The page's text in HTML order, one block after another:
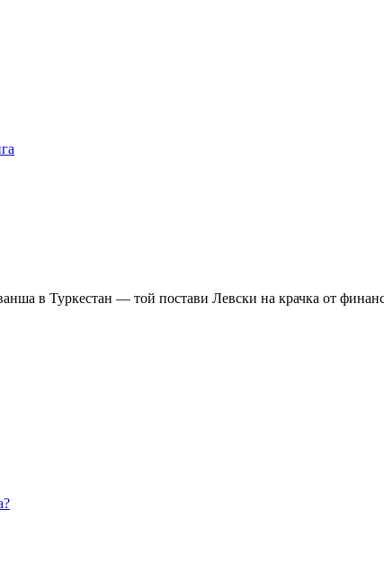
в Туркестан — той постави Левски на крачка от